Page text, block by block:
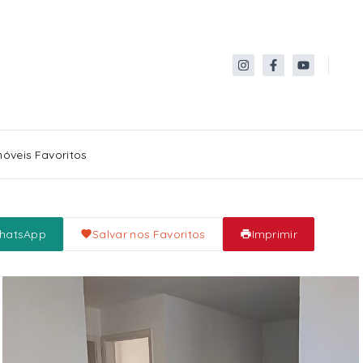
Favoritos
Salvar nos Favoritos Imprimir